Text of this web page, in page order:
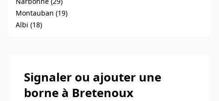
Montauban (19)
Albi (18)
Signaler ou ajouter une
borne à Bretenoux